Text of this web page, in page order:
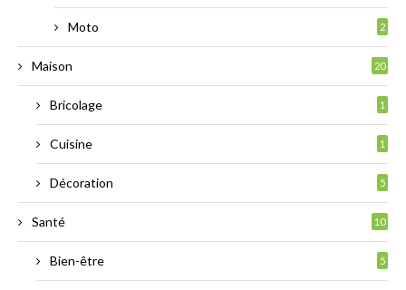
Moto 2
Maison 20
Bricolage 1
Cuisine 1
Décoration 5
Santé 10
Bien-être 5